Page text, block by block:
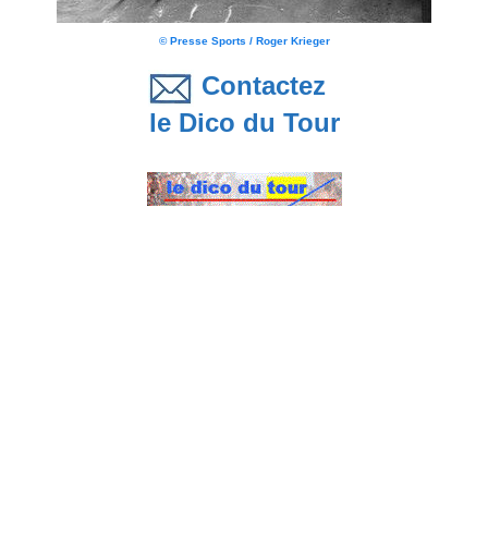
© Presse Sports / Roger Krieger
Contactez
le Dico du Tour